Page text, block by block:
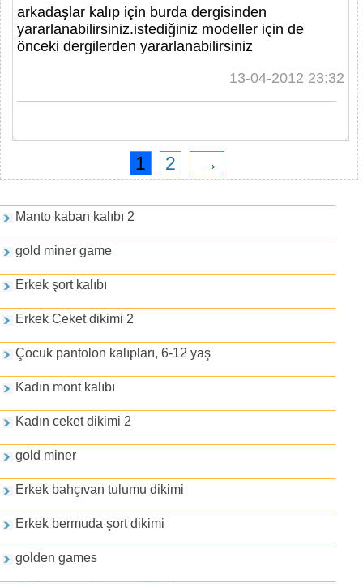
arkadaşlar kalıp için burda dergisinden
yararlanabilirsiniz.istediğiniz modeller için de
önceki dergilerden yararlanabilirsiniz
13-04-2012 23:32
1 2 →
Manto kaban kalıbı 2
gold miner game
Erkek şort kalıbı
Erkek Ceket dikimi 2
Çocuk pantolon kalıpları, 6-12 yaş
Kadın mont kalıbı
Kadın ceket dikimi 2
gold miner
Erkek bahçıvan tulumu dikimi
Erkek bermuda şort dikimi
golden games